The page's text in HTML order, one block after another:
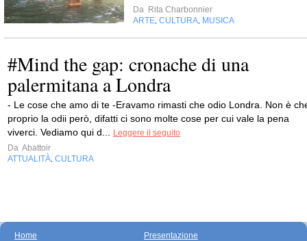
Da Rita Charbonnier
ARTE CULTURA MUSICA
#Mind the gap: cronache di una
palermitana a Londra
- Le cose che amo di te -Eravamo rimasti che odio Londra. Non è
proprio la odii però, difatti ci sono molte cose per cui vale la pena
viverci. Vediamo qui d...
Leggere il seguito
Da Abattoir
ATTUALITÀ CULTURA
Home Presentazione